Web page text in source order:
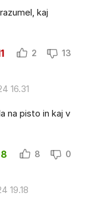
kaj
2 13
16.31
na pisto in kaj v
8 0
19.18